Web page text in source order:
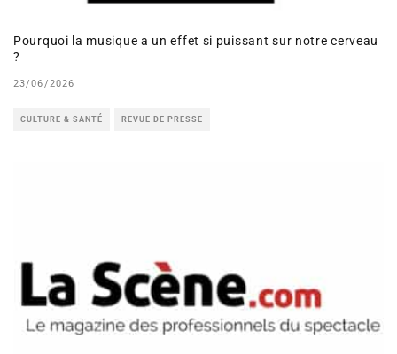
Pourquoi la musique a un effet si puissant sur notre cerveau
?
23/06/2026
CULTURE & SANTÉ REVUE DE PRESSE